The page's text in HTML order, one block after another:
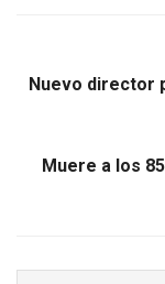
Nuevo director
Muere a los